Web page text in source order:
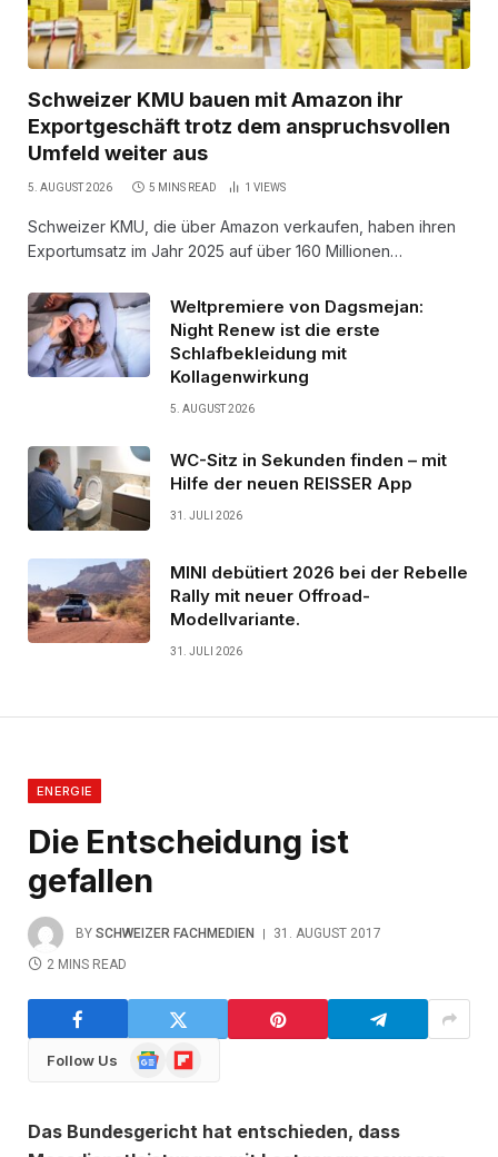
Schweizer KMU bauen mit Amazon ihr
Exportgeschäft trotz dem anspruchsvollen
Umfeld weiter aus
5. AUGUST 2026 5 MINS READ 1 VIEWS
Schweizer KMU, die über Amazon verkaufen, haben ihren
Exportumsatz im Jahr 2025 auf über 160 Millionen…
Weltpremiere von Dagsmejan:
Night Renew ist die erste
Schlafbekleidung mit
Kollagenwirkung
5. AUGUST 2026
WC-Sitz in Sekunden finden – mit
Hilfe der neuen REISSER App
31. JULI 2026
MINI debütiert 2026 bei der Rebelle
Rally mit neuer Offroad-
Modellvariante.
31. JULI 2026
ENERGIE
Die Entscheidung ist
gefallen
BY SCHWEIZER FACHMEDIEN
31. AUGUST 2017
2 MINS READ
Follow Us
GoogleFlipboard
Das Bundesgericht hat entschieden, dass